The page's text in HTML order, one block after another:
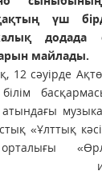
үш
майлады.
12 сәуірде
«Ұлттық